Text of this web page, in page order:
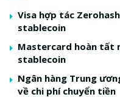
Visa hợp tác
stablecoin
Mastercard hoàn tất
stablecoin
Ngân hàng Trung
về chi phí chuyển tiền